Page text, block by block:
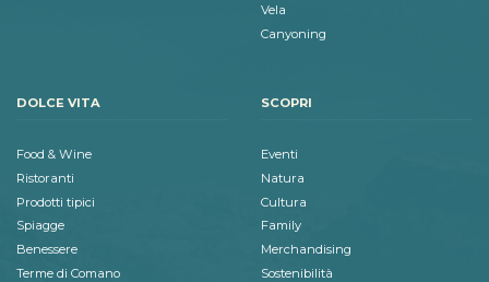
Vela
Canyoning
DOLCE VITA
Food & Wine
Ristoranti
Prodotti tipici
Spiagge
Benessere
Terme di Comano
SCOPRI
Eventi
Natura
Cultura
Family
Merchandising
Sostenibilità